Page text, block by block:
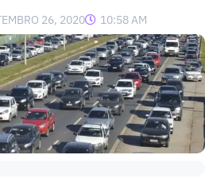
26, 2020 10:58 AM